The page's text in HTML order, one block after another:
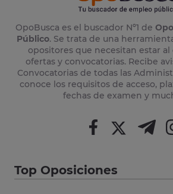
OpoBusca es el buscador Nº1 de
Público. Se trata de una
opositores que necesitan estar al
ofertas y convocatorias. Recibe
Convocatorias de todas las
conoce los requisitos de acceso,
fechas de examen y
Top Oposiciones